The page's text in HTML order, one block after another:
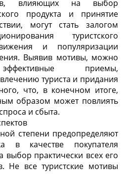
влияющих на выбор
продукта и принятие
могут стать залогом
туристского
и популяризации
Выявив мотивы, можно
приемы,
туриста и придания
что, в конечном итоге,
образом может повлиять
и сбыта.
степени предопределяют
в качестве покупателя
выбор практически всех его
Не все туристские мотивы